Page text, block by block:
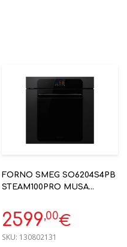
FORNO SMEG SO6204S4PB
STEAM100PRO MUSA
2599,00€
SKU: 130802131